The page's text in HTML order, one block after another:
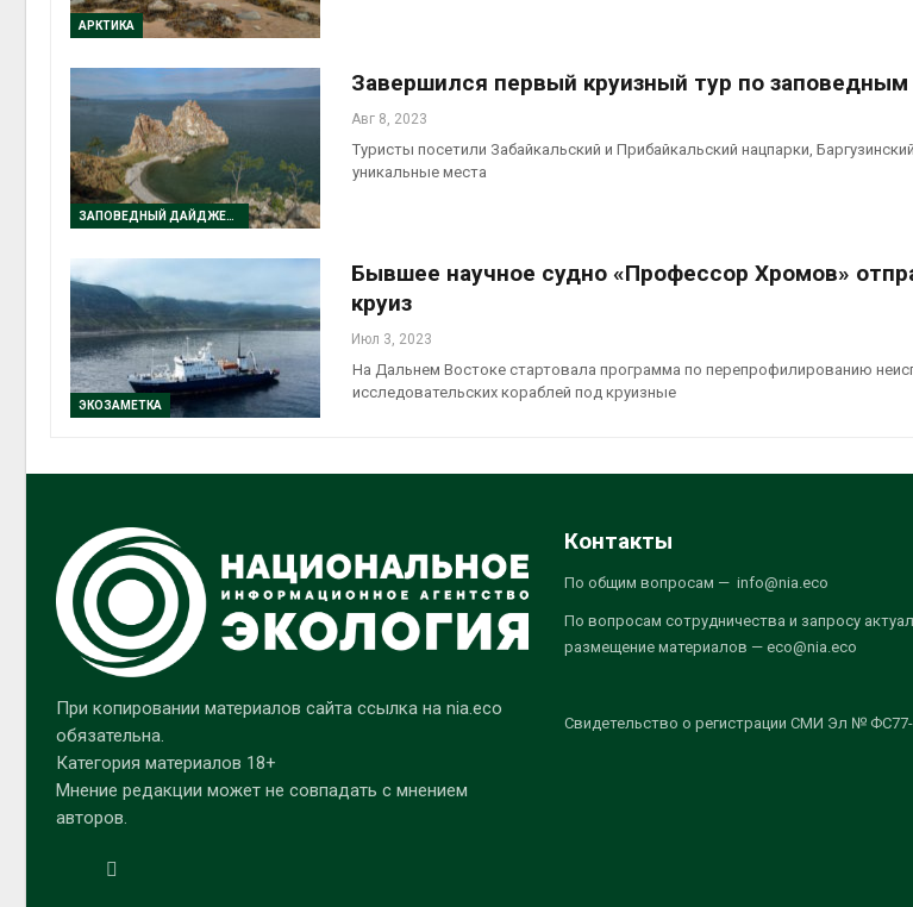
АРКТИКА
ЗАПОВЕДНЫЙ ДАЙДЖЕСТ
Завершился первый круизный тур по заповедным
Авг 8, 2023
Туристы посетили Забайкальский и Прибайкальский нацпарки,
уникальные места
ЭКОЗАМЕТКА
Бывшее научное судно «Профессор Хромов»
круиз
Июл 3, 2023
На Дальнем Востоке стартовала программа по перепрофилированию
исследовательских кораблей под круизные
При копировании материалов сайта ссылка на nia.eco
обязательна.
Категория материалов 18+
Мнение редакции может не совпадать с мнением
авторов.
Контакты
По общим вопросам — info@nia.eco
По вопросам сотрудничества и запросу
размещение материалов — eco@nia.eco
Свидетельство о регистрации СМИ Эл №